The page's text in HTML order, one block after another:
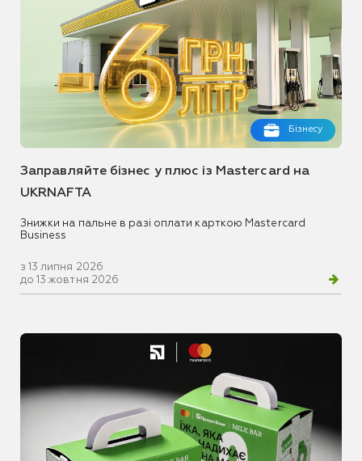
Бізнесу
Заправляйте бізнес у плюс із Mastercard на
UKRNAFTA
Знижки на пальне в разі оплати карткою Mastercard
Business
з 13 липня 2026
до 13 жовтня 2026